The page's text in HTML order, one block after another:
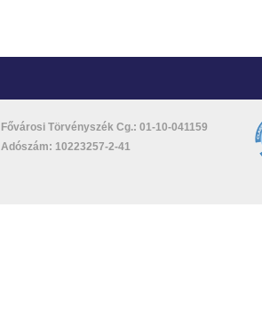
Fővárosi Törvényszék Cg.: 01-10-041159
Adószám: 10223257-2-41